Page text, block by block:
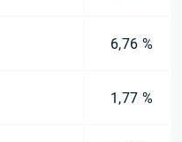
6,76 %
1,77 %